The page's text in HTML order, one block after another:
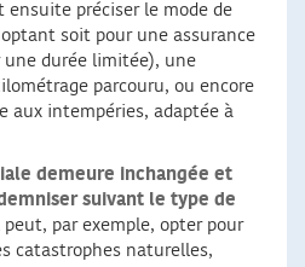
ensuite préciser le mode de
soit pour une assurance
une durée limitée), une
parcouru, ou encore
aux intempéries, adaptée à
demeure inchangée et
suivant le type de
peut, par exemple, opter pour
catastrophes naturelles,